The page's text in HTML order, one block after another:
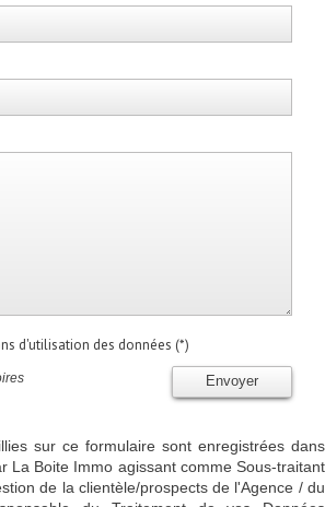
d'utilisation des données (*)
Envoyer
sur ce formulaire sont enregistrées dans
La Boite Immo agissant comme Sous-traitant
de la clientèle/prospects de l'Agence / du